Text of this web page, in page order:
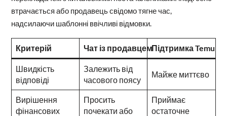
втрачається або продавець свідомо тягне час,
надсилаючи шаблонні ввічливі відмовки.
Критерій Чат із продавцемПідтримка Temu
Швидкість
відповіді
Залежить від
часового поясу
Майже миттєво
Вирішення
фінансових
Просить
почекати або
Приймає
остаточне